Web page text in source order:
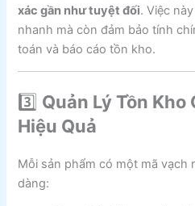
xác gần như tuyệt đối. Việc
nhanh mà còn đảm bảo tính
toán và báo cáo tồn kho.
3️⃣ Quản Lý Tồn Kho
Hiệu Quả
Mỗi sản phẩm có một mã vạch
dàng: